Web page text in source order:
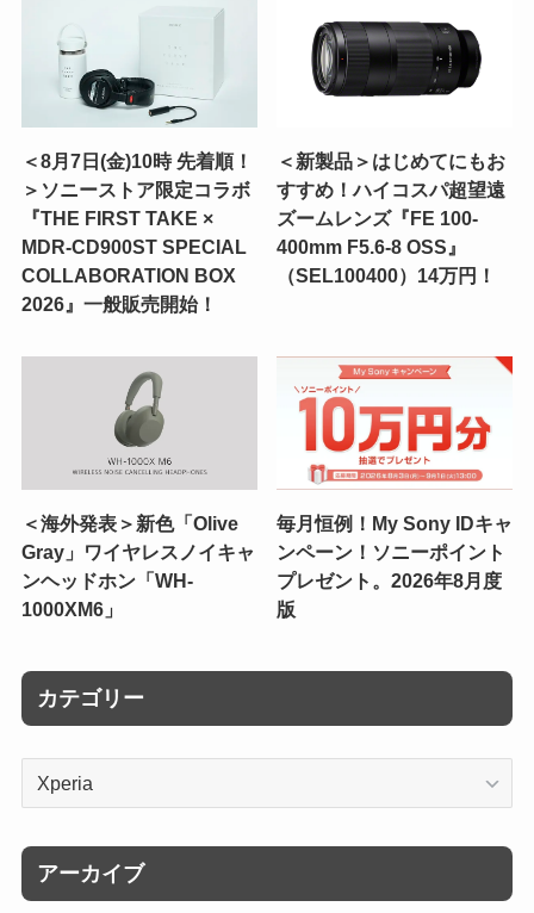
＜8月7日(金)10時 先着順！
＞ソニーストア限定コラボ
『THE FIRST TAKE ×
MDR-CD900ST SPECIAL
COLLABORATION BOX
2026』一般販売開始！
＜新製品＞はじめてにもお
すすめ！ハイコスパ超望遠
ズームレンズ『FE 100-
400mm F5.6-8 OSS』
（SEL100400）14万円！
＜海外発表＞新色「Olive
Gray」ワイヤレスノイキャ
ンヘッドホン「WH-
1000XM6」
毎月恒例！My Sony IDキャ
ンペーン！ソニーポイント
プレゼント。2026年8月度
版
カテゴリー
カ
リ
ー
アーカイブ